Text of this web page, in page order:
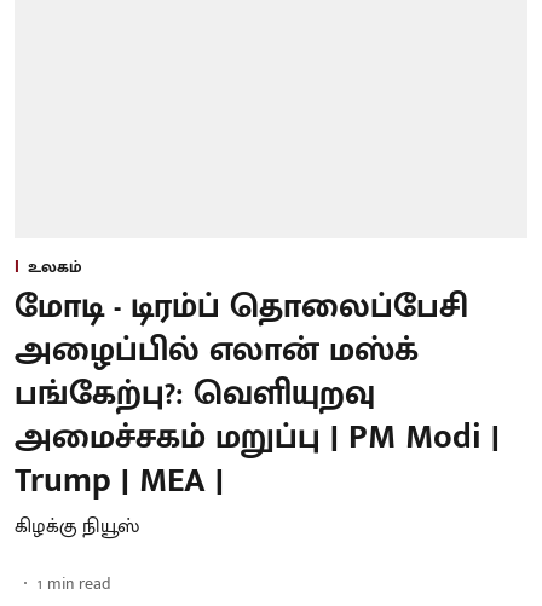
உலகம்
மோடி - டிரம்ப் தொலைப்பேசி
அழைப்பில் எலான் மஸ்க்
பங்கேற்பு?: வெளியுறவு
அமைச்சகம் மறுப்பு | PM Modi |
Trump | MEA |
கிழக்கு நியூஸ்
1 min read